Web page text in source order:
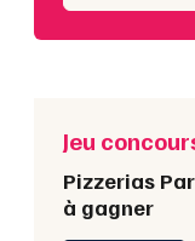
Jeu
Pizzerias
à gagner